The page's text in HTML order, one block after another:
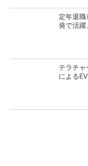
定年退
発で活躍
テラチ
による